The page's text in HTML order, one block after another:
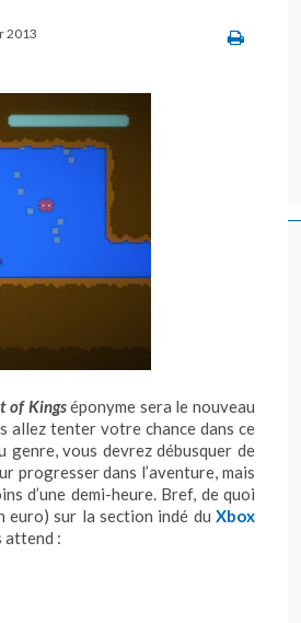
2013
of Kingséponyme sera le nouveau
allez tenter votre chance dans ce
vous devrez débusquer de
progresser dans l’aventure, mais
d’une demi-heure. Bref, de quoi
euro) sur la section indé du Xbox
attend :